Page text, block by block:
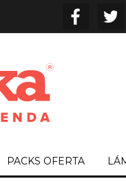
PACKS OFERTA